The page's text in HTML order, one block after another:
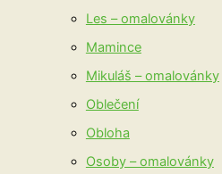
Les – omalovánky
Mamince
Mikuláš – omalovánky
Oblečení
Obloha
Osoby – omalovánky